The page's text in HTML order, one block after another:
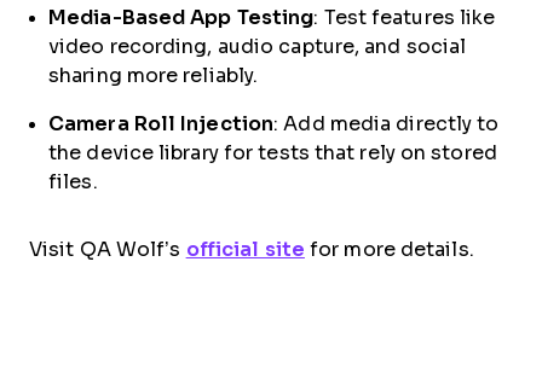
Media-Based App Testing: Test features like
video recording, audio capture, and social
sharing more reliably.
Camera Roll Injection: Add media directly to
the device library for tests that rely on stored
files.
Visit QA Wolf’s official site for more details.